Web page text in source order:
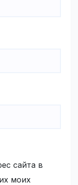
сайта в
моих